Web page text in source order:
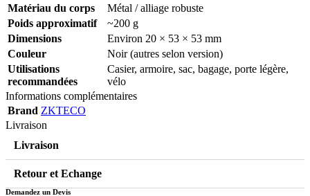
Matériau du corps
Métal / alliage robuste
Poids approximatif
~200 g
Dimensions
Environ 20 × 53 × 53 mm
Couleur
Noir (autres selon version)
Utilisations
recommandées
Casier, armoire, sac, bagage, porte légère,
vélo
Informations complémentaires
Brand ZKTECO
Livraison
Livraison
Retour et Echange
Demandez un Devis